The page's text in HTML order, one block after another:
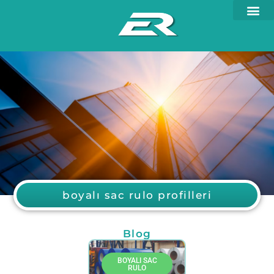
boyalı sac rulo profilleri
Blog
BOYALI SAC
RULO